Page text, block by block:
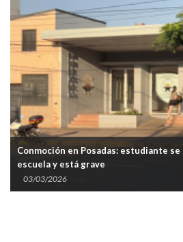
Conmoción en Posadas: estudiante
escuela y está grave
03/03/2026